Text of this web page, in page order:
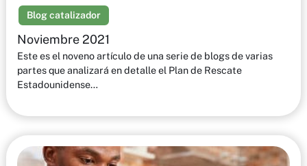
Blog catalizador
Noviembre 2021
Este es el noveno artículo de una serie de blogs de varias
partes que analizará en detalle el Plan de Rescate
Estadounidense…